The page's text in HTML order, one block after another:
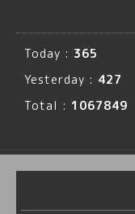
Today : 365
Yesterday : 427
Total : 1067849